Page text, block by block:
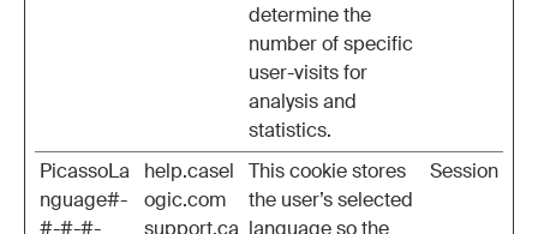
determine the
number of specific
user-visits for
analysis and
statistics.
PicassoLa
nguage#-
#-#-#-
help.casel
ogic.com
support.ca
This cookie stores
the user’s selected
language so the
Session